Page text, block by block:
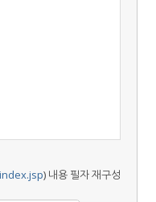
) 내용 필자 재구성